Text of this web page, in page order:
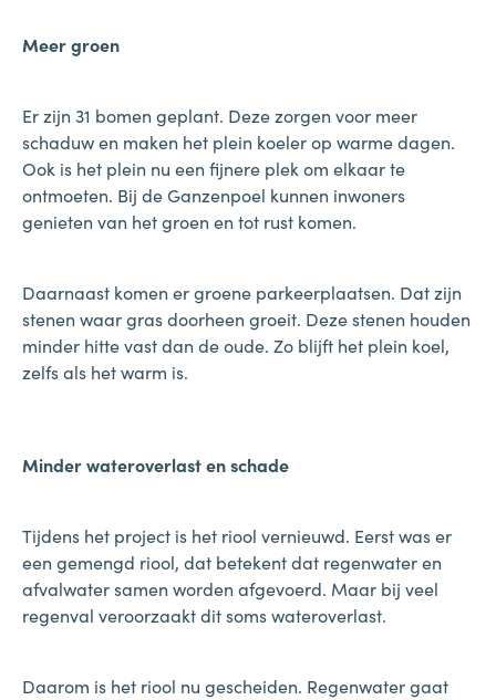
Meer groen
Er zijn 31 bomen geplant. Deze zorgen voor meer
schaduw en maken het plein koeler op warme dagen.
Ook is het plein nu een fijnere plek om elkaar te
ontmoeten. Bij de Ganzenpoel kunnen inwoners
genieten van het groen en tot rust komen.
Daarnaast komen er groene parkeerplaatsen. Dat zijn
stenen waar gras doorheen groeit. Deze stenen houden
minder hitte vast dan de oude. Zo blijft het plein koel,
zelfs als het warm is.
Minder wateroverlast en schade
Tijdens het project is het riool vernieuwd. Eerst was er
een gemengd riool, dat betekent dat regenwater en
afvalwater samen worden afgevoerd. Maar bij veel
regenval veroorzaakt dit soms wateroverlast.
Daarom is het riool nu gescheiden. Regenwater gaat